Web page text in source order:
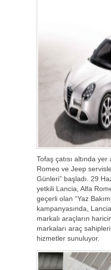
Tofaş çatısı altında
Romeo ve Jeep
Günleri” başladı. 29
yetkili Lancia, Alfa
geçerli olan “Yaz
kampanyasında,
markalı araçların
markaları araç
hizmetler sunuluyor.